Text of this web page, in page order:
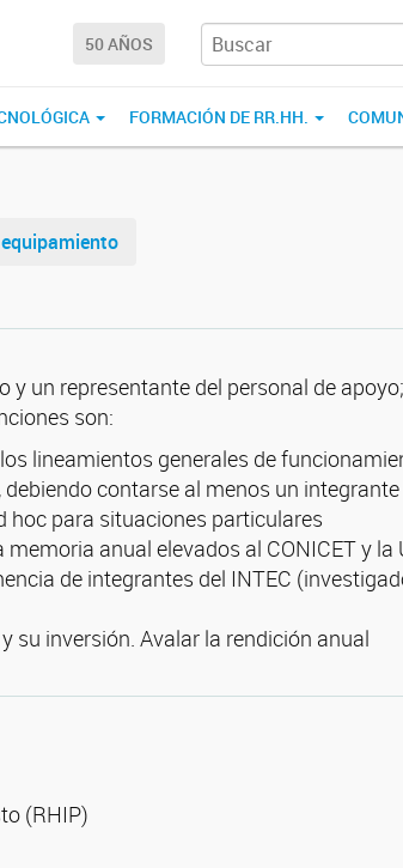
50 AÑOS
FORMACIÓN DE RR.HH.
un representante del personal de
son:
lineamientos generales de
contarse al menos un
hoc para situaciones particulares
anual elevados al CONICET y la
de integrantes del INTEC
su inversión. Avalar la rendición anual
(RHIP)